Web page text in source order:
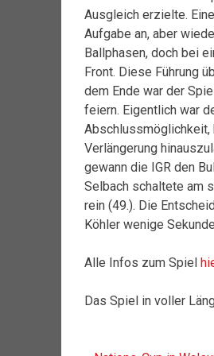
Ausgleich erzielte.
Aufgabe an, aber
Ballphasen, doch bei
Front. Diese Führung
dem Ende war der
feiern. Eigentlich war
Abschlussmöglichkeit,
Verlängerung
gewann die IGR den
Selbach schaltete am
rein (49.). Die
Köhler wenige
Alle Infos zum Spiel
Das Spiel in voller